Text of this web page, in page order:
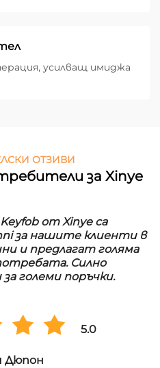
усилващ имиджа
ОТЗИВИ
за Xinye
от Xinye са
за нашите клиенти в
и предлагат голяма
Силно
големи поръчки.
5.0
Дюпон